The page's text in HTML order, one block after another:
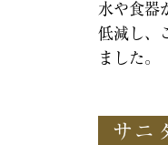
水や食器
低減し、
ました。
サニ